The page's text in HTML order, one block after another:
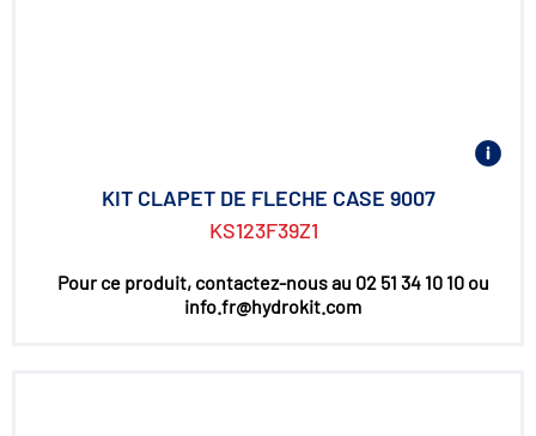
KIT CLAPET DE FLECHE CASE 9007
KS123F39Z1
Pour ce produit, contactez-nous au 02 51 34 10 10 ou
info.fr@hydrokit.com